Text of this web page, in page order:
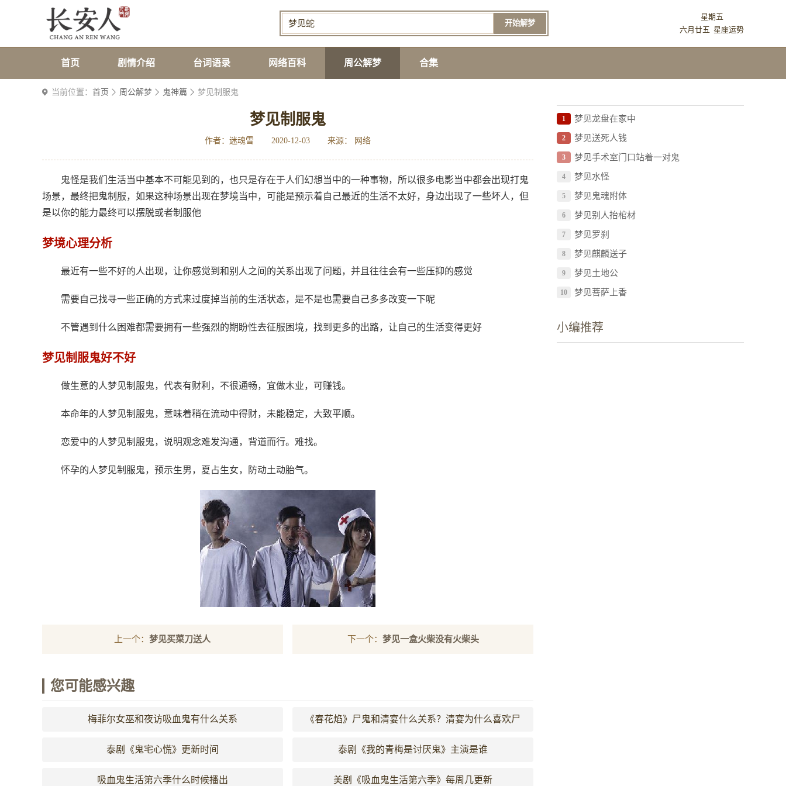
开始解梦
星期五
六月廿五 星座运势
首页 剧情介绍 台词语录 网络百科 周公解梦 合集
当前位置： 首页 周公解梦 鬼神篇 梦见制服鬼
梦见制服鬼
作者：迷魂雪 2020-12-03 来源： 网络
鬼怪是我们生活当中基本不可能见到的，也只是存在于人们幻想当中的一种事物，所以很多电影当中都会出现打鬼
场景，最终把鬼制服，如果这种场景出现在梦境当中，可能是预示着自己最近的生活不太好，身边出现了一些坏人，但
是以你的能力最终可以摆脱或者制服他
梦境心理分析
最近有一些不好的人出现，让你感觉到和别人之间的关系出现了问题，并且往往会有一些压抑的感觉
需要自己找寻一些正确的方式来过度掉当前的生活状态，是不是也需要自己多多改变一下呢
不管遇到什么困难都需要拥有一些强烈的期盼性去征服困境，找到更多的出路，让自己的生活变得更好
梦见制服鬼好不好
做生意的人梦见制服鬼，代表有财利，不很通畅，宜做木业，可赚钱。
本命年的人梦见制服鬼，意味着稍在流动中得财，未能稳定，大致平顺。
恋爱中的人梦见制服鬼，说明观念难发沟通，背道而行。难找。
怀孕的人梦见制服鬼，预示生男，夏占生女，防动土动胎气。
上一个：梦见买菜刀送人 下一个： 梦见一盒火柴没有火柴头
您可能感兴趣
梅菲尔女巫和夜访吸血鬼有什么关系 《春花焰》尸鬼和清宴什么关系？清宴为什么喜欢尸
鬼？
泰剧《鬼宅心慌》更新时间 泰剧《我的青梅是讨厌鬼》主演是谁
吸血鬼生活第六季什么时候播出 美剧《吸血鬼生活第六季》每周几更新
1 梦见龙盘在家中
2 梦见送死人钱
3 梦见手术室门口站着一对鬼
4 梦见水怪
5 梦见鬼魂附体
6 梦见别人抬棺材
7 梦见罗刹
8 梦见麒麟送子
9 梦见土地公
10 梦见菩萨上香
小编推荐